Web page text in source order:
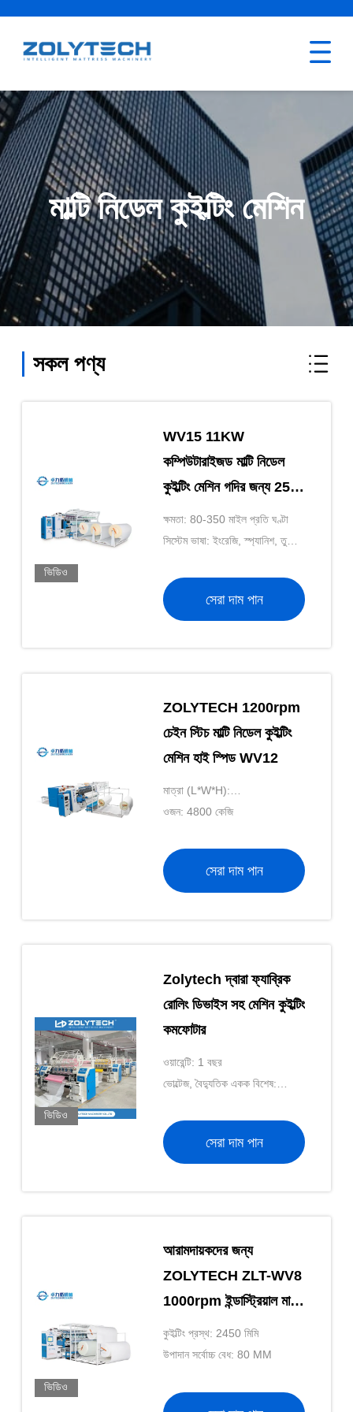
মাল্টি নিডেল কুইল্টিং মেশিন
সকল পণ্য
ভিডিও
WV15 11KW
কম্পিউটারাইজড মাল্টি নিডেল
কুইল্টিং মেশিন গদির জন্য 25.4
মিমি সুই দূরত্ব
ক্ষমতা: 80-350 মাইল প্রতি ঘণ্টা
সিস্টেম ভাষা: ইংরেজি, স্প্যানিশ, তুর্কি,
সেরা দাম পান
ZOLYTECH 1200rpm
চেইন স্টিচ মাল্টি নিডেল কুইল্টিং
মেশিন হাই স্পিড WV12
মাত্রা (L*W*H):
5400*1650*2050mm
ওজন: 4800 কেজি
সেরা দাম পান
ভিডিও
Zolytech দ্বারা ফ্যাব্রিক
রোলিং ডিভাইস সহ মেশিন কুইল্টিং
কমফোটার
ওয়ারেন্টি: 1 বছর
ভোল্টেজ, বৈদ্যুতিক একক বিশেষ:
সেরা দাম পান
ভিডিও
আরামদায়কদের জন্য
ZOLYTECH ZLT-WV8
1000rpm ইন্ডাস্ট্রিয়াল মাল্টি
নিডেল কুইল্টিং মেশিন
কুইল্টিং প্রস্থ: 2450 মিমি
উপাদান সর্বোচ্চ বেধ: 80 MM